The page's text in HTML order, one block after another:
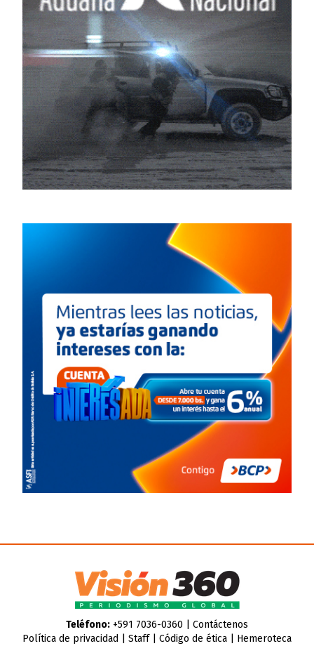
Teléfono:+591 7036-0360 | Contáctenos
Política de privacidad
Staff| Código de ética| Hemeroteca